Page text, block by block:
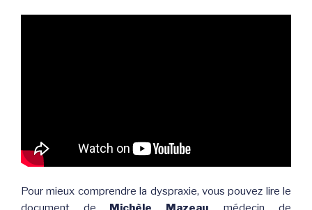
Pour mieux comprendre la dyspraxie, vous pouvez lire le